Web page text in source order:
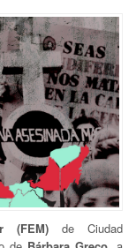
(FEM) de Ciudad